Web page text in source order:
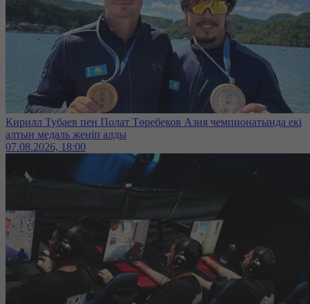
Кирилл Тубаев пен Полат Төребеков Азия чемпионатында екі
алтын медаль жеңіп алды
07.08.2026, 18:00